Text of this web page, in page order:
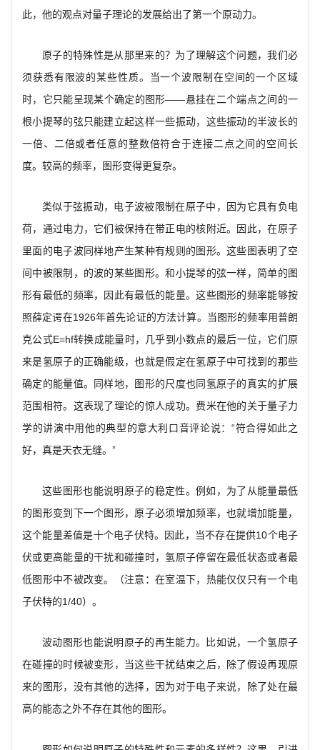
此，他的观点对量子理论的发展给出了第一个原动力。
原子的特殊性是从那里来的？为了理解这个问题，我们必
须获悉有限波的某些性质。当一个波限制在空间的一个区域
时，它只能呈现某个确定的图形——悬挂在二个端点之间的一
根小提琴的弦只能建立起这样一些振动，这些振动的半波长的
一倍、二倍或者任意的整数倍符合于连接二点之间的空间长
度。较高的频率，图形变得更复杂。
类似于弦振动，电子波被限制在原子中，因为它具有负电
荷，通过电力，它们被保持在带正电的核附近。因此，在原子
里面的电子波同样地产生某种有规则的图形。这些图表明了空
间中被限制，的波的某些图形。和小提琴的弦一样，简单的图
形有最低的频率，因此有最低的能量。这些图形的频率能够按
照薛定谔在1926年首先论证的方法计算。当图形的频率用普朗
克公式E=hf转换成能量时，几乎到小数点的最后一位，它们原
来是氢原子的正确能级，也就是假定在氢原子中可找到的那些
确定的能量值。同样地，图形的尺度也同氢原子的真实的扩展
范围相符。这表现了理论的惊人成功。费米在他的关于量子力
学的讲演中用他的典型的意大利口音评论说：“符合得如此之
好，真是天衣无缝。”
这些图形也能说明原子的稳定性。例如，为了从能量最低
的图形变到下一个图形，原子必须增加频率，也就增加能量，
这个能量差值是十个电子伏特。因此，当不存在提供10个电子
伏或更高能量的干扰和碰撞时，氢原子停留在最低状态或者最
低图形中不被改变。（注意：在室温下，热能仅仅只有一个电
子伏特的1/40）。
波动图形也能说明原子的再生能力。比如说，一个氢原子
在碰撞的时候被变形，当这些干扰结束之后，除了假设再现原
来的图形，没有其他的选择，因为对于电子来说，除了处在最
高的能态之外不存在其他的图形。